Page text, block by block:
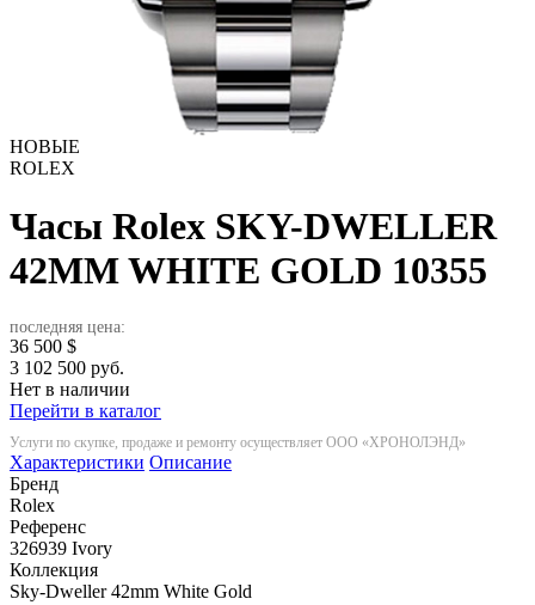
НОВЫЕ
ROLEX
Часы Rolex SKY-DWELLER
42MM WHITE GOLD 10355
последняя цена:
36 500 $
3 102 500 руб.
Нет в наличии
Перейти в каталог
Услуги по скупке, продаже и ремонту осуществляет ООО «ХРОНОЛЭНД»
Характеристики Описание
Бренд
Rolex
Референс
326939 Ivory
Коллекция
Sky-Dweller 42mm White Gold